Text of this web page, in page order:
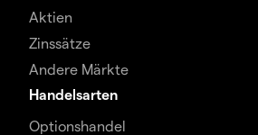
Aktien
Zinssätze
Andere Märkte
Handelsarten
Optionshandel